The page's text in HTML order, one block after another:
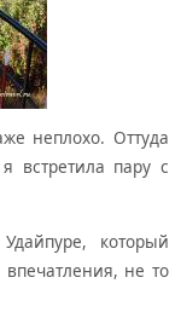
неплохо. Оттуда
встретила пару с
который
не то